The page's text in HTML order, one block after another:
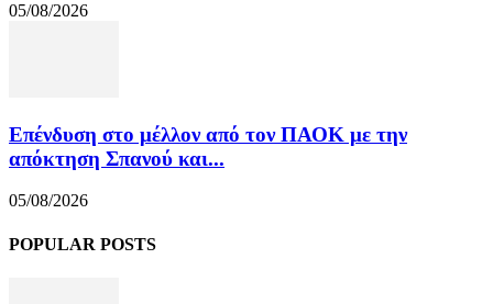
05/08/2026
Επένδυση στο μέλλον από τον ΠΑΟΚ με την
απόκτηση Σπανού και...
05/08/2026
POPULAR POSTS